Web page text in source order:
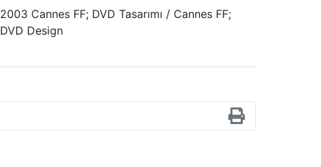
2003 Cannes FF; DVD Tasarımı / Cannes FF;
DVD Design